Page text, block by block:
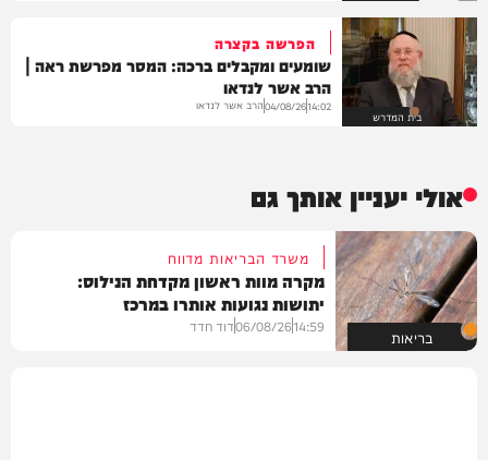
בית המדרש
הפרשה בקצרה
שומעים ומקבלים ברכה: המסר מפרשת ראה |
הרב אשר לנדאו
14:02
04/08/26הרב אשר לנדאו
אולי יעניין אותך גם
בריאות
משרד הבריאות מדווח
מקרה מוות ראשון מקדחת הנילוס:
יתושות נגועות אותרו במרכז
14:59
06/08/26דוד חדד